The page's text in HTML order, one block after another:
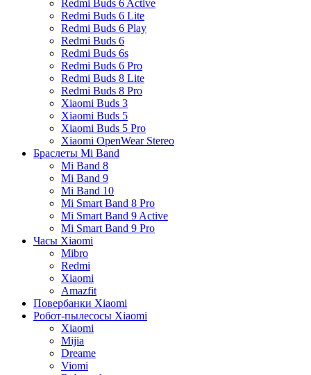
Redmi Buds 6 Active
Redmi Buds 6 Lite
Redmi Buds 6 Play
Redmi Buds 6
Redmi Buds 6s
Redmi Buds 6 Pro
Redmi Buds 8 Lite
Redmi Buds 8 Pro
Xiaomi Buds 3
Xiaomi Buds 5
Xiaomi Buds 5 Pro
Xiaomi OpenWear Stereo
Браслеты Mi Band
Mi Band 8
Mi Band 9
Mi Band 10
Mi Smart Band 8 Pro
Mi Smart Band 9 Active
Mi Smart Band 9 Pro
Часы Xiaomi
Mibro
Redmi
Xiaomi
Amazfit
Повербанки Xiaomi
Робот-пылесосы Xiaomi
Xiaomi
Mijia
Dreame
Viomi